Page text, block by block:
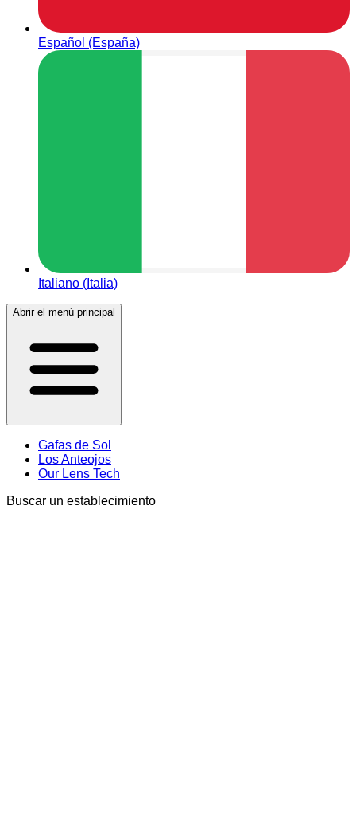
Español (España)
Italiano (Italia)
Abrir el menú principal
Gafas de Sol
Los Anteojos
Our Lens Tech
Buscar un establecimiento